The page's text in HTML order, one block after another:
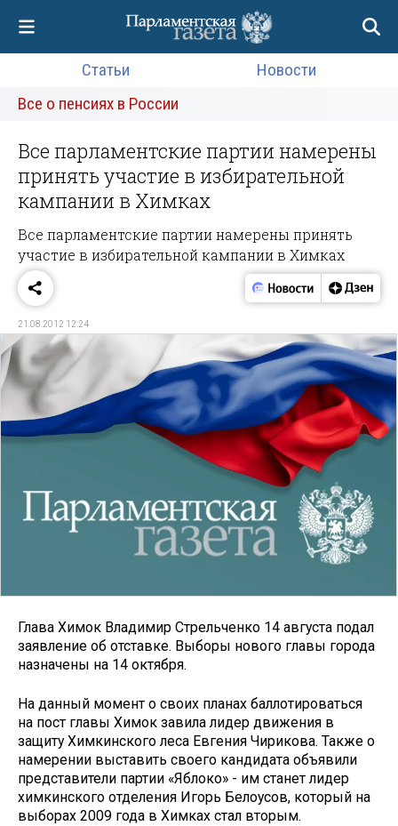
Статьи
Новости
Все о пенсиях в России
Все парламентские партии намерены
принять участие в избирательной
кампании в Химках
Все парламентские партии намерены принять
участие в избирательной кампании в Химках
21.08.2012 12:24
Глава Химок Владимир Стрельченко 14 августа подал
заявление об отставке. Выборы нового главы города
назначены на 14 октября.
На данный момент о своих планах баллотироваться
на пост главы Химок завила лидер движения в
защиту Химкинского леса Евгения Чирикова. Также о
намерении выставить своего кандидата объявили
представители партии «Яблоко» - им станет лидер
химкинского отделения Игорь Белоусов, который на
выборах 2009 года в Химках стал вторым.